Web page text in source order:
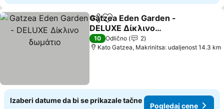
Deli Dodati u favorite
Gatzea Eden Garden -
DELUXE Δίκλινο
δωμάτιο
Pogledaj cene
10 Odlično
2
Kato Gatzea, Makrinitsa: udaljenost 14.3 km
Izaberi datume da bi se prikazale tačne
Pogledaj cene